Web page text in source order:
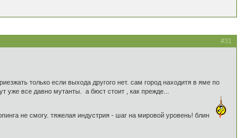
#31
только если выхода другого нет. сам город находитя в яме по
уже все давно мутанты. а бюст стоит , как прежде...
не смогу. тяжелая индустрия - шаг на мировой уровень! блин